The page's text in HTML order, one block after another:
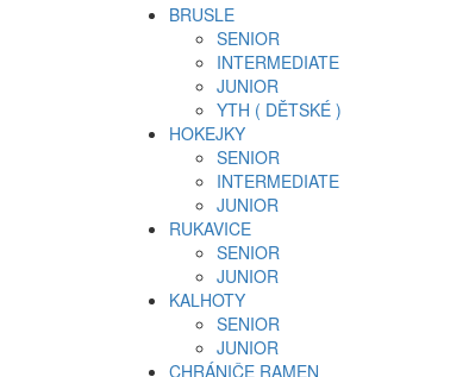
BRUSLE
SENIOR
INTERMEDIATE
JUNIOR
YTH ( DĚTSKÉ )
HOKEJKY
SENIOR
INTERMEDIATE
JUNIOR
RUKAVICE
SENIOR
JUNIOR
KALHOTY
SENIOR
JUNIOR
CHRÁNIČE RAMEN